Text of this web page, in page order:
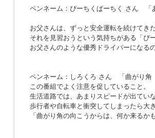
ペンネーム：ぴーちくぱーちく さん
お父さんは、ずっと安全運転を続けてき
それを見習おうという気持ちがある「ぴ
お父さんのような優秀ドライバーになる
ペンネーム：しろくろ さん
「曲がり
この番組でよく注意を促していること。
生活道路では、あまりスピードが出てい
歩行者や自転車と衝突してしまったら大
「曲がり角の向こうからは、何か来る